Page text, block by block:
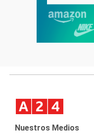
Nuestros Medios